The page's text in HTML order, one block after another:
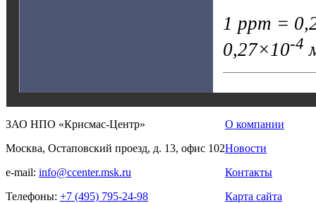
1 ppm =
0,27×10-4
ЗАО НПО «Крисмас-Центр»
Москва, Остаповский проезд, д. 13, офис 102
e-mail: info@ccenter.msk.ru
Телефоны: +7 (495) 795-24-98
О компании
Новости
Контакты
Карта сайта